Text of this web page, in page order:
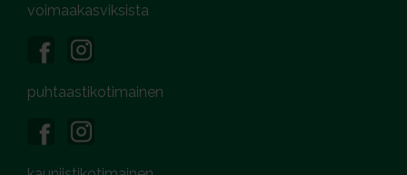
voimaakasviksista
puhtaastikotimainen